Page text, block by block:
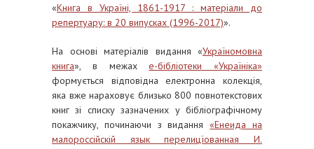
«Книга в Україні, 1861-1917 : матеріали до
репертуару: в 20 випусках (1996-2017)».
На основі матеріалів видання «Україномовна
книга», в межахе-бібліотеки «Україніка»
формується відповідна електронна колекція,
яка вже нараховує близько 800 повнотекстових
книг зі списку зазначених у бібліографічному
покажчику, починаючи з видання«Енеида на
малороссійскій язык перелицїованная И.